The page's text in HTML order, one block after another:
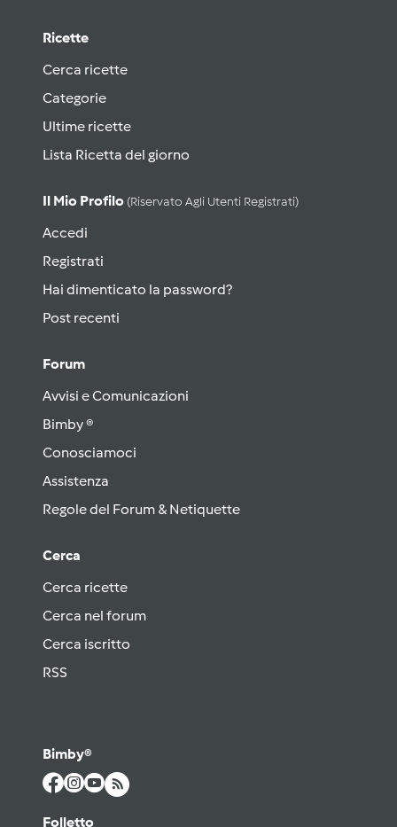
Ricette
Cerca ricette
Categorie
Ultime ricette
Lista Ricetta del giorno
Il Mio Profilo (riservato Agli Utenti Registrati)
Accedi
Registrati
Hai dimenticato la password?
Post recenti
Forum
Avvisi e Comunicazioni
Bimby ®
Conosciamoci
Assistenza
Regole del Forum & Netiquette
Cerca
Cerca ricette
Cerca nel forum
Cerca iscritto
RSS
Bimby®
Folletto